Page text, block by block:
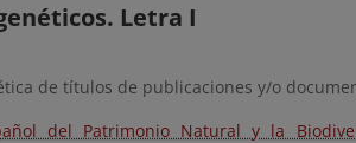
Letra I
de títulos de publicaciones y/o
del Patrimonio Natural y la